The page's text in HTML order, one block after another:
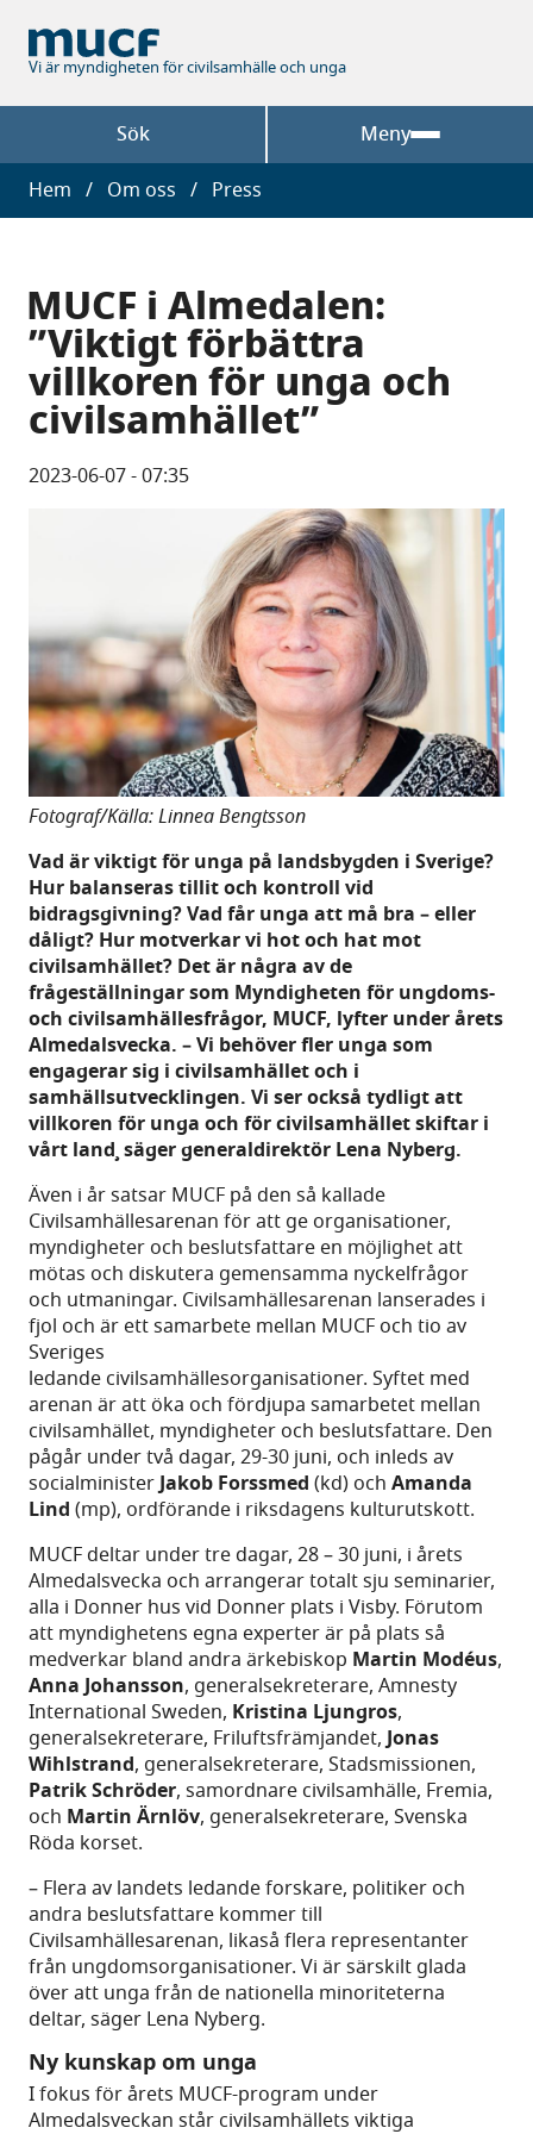
huvudinnehåll
Vi är myndigheten för civilsamhälle och unga
Sök Meny
Länkstig
Hem Om oss Press
MUCF i Almedalen:
”Viktigt förbättra
villkoren för unga och
civilsamhället”
2023-06-07 - 07:35
Fotograf/Källa: Linnea Bengtsson
Vad är viktigt för unga på landsbygden i Sverige?
Hur balanseras tillit och kontroll vid
bidragsgivning? Vad får unga att må bra – eller
dåligt? Hur motverkar vi hot och hat mot
civilsamhället? Det är några av de
frågeställningar som Myndigheten för ungdoms-
och civilsamhällesfrågor, MUCF, lyfter under årets
Almedalsvecka. – Vi behöver fler unga som
engagerar sig i civilsamhället och i
samhällsutvecklingen. Vi ser också tydligt att
villkoren för unga och för civilsamhället skiftar i
vårt land¸ säger generaldirektör Lena Nyberg.
Även i år satsar MUCF på den så kallade
Civilsamhällesarenan för att ge organisationer,
myndigheter och beslutsfattare en möjlighet att
mötas och diskutera gemensamma nyckelfrågor
och utmaningar. Civilsamhällesarenan lanserades i
fjol och är ett samarbete mellan MUCF och tio av
Sveriges
ledande civilsamhällesorganisationer. Syftet med
arenan är att öka och fördjupa samarbetet mellan
civilsamhället, myndigheter och beslutsfattare. Den
pågår under två dagar, 29-30 juni, och inleds av
socialministerJakob Forssmed (kd) och Amanda
Lind (mp), ordförande i riksdagens kulturutskott.
MUCF deltar under tre dagar, 28 – 30 juni, i årets
Almedalsvecka och arrangerar totalt sju seminarier,
alla i Donner hus vid Donner plats i Visby. Förutom
att myndighetens egna experter är på plats så
medverkar bland andra ärkebiskop Martin Modéus,
Anna Johansson, generalsekreterare, Amnesty
International Sweden, Kristina Ljungros,
generalsekreterare, Friluftsfrämjandet,Jonas
Wihlstrand, generalsekreterare, Stadsmissionen,
Patrik Schröder, samordnare civilsamhälle, Fremia,
och Martin Ärnlöv, generalsekreterare, Svenska
Röda korset.
– Flera av landets ledande forskare, politiker och
andra beslutsfattare kommer till
Civilsamhällesarenan, likaså flera representanter
från ungdomsorganisationer. Vi är särskilt glada
över att unga från de nationella minoriteterna
deltar, säger Lena Nyberg.
Ny kunskap om unga
I fokus för årets MUCF-program under
Almedalsveckan står civilsamhällets viktiga